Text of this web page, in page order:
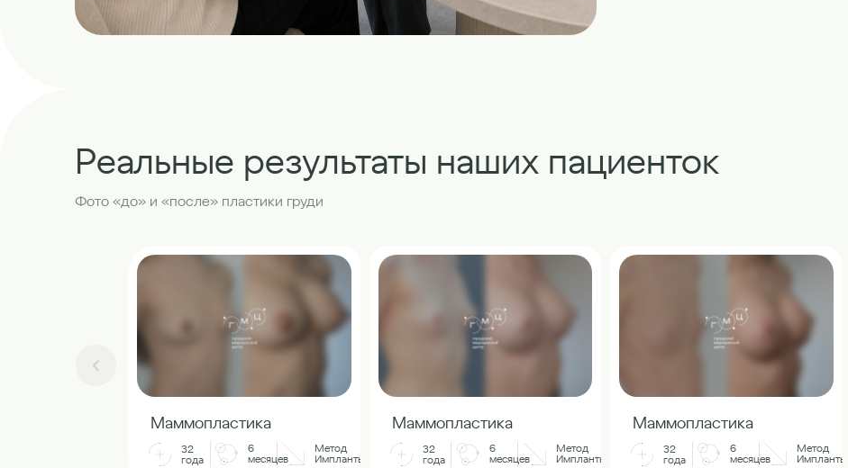
Реальные результаты наших пациенток
Фото «до» и «после» пластики груди
Маммопластика
32
года
6
месяцев
Метод
Импланты
Маммопластика
32
года
6
месяцев
Метод
Импланты
Маммопластика
32
года
6
месяцев
Метод
Импланты